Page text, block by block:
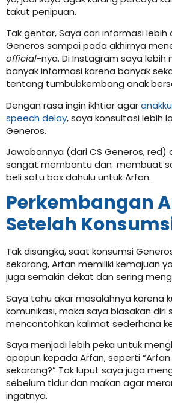
takut penipuan.
Tak gentar, Saya cari informasi
Generos sampai pada akhirnya
official-nya. Di Instagram saya lebih
banyak informasi karena banyak
tentang tumbubkembang anak
Dengan rasa ingin ikhtiar agar
speech delay, saya konsultasi lebih
Generos.
Jawabannya (dari CS Generos, red)
sangat membantu dan membuat
beli satu box dahulu untuk Arfan.
Perkembangan
Setelah
Tak disangka, saat konsumsi
sekarang, Arfan memiliki kemajuan
juga semakin dekat dan sering
Saya tahu akar masalahnya karena
komunikasi, maka saya biasakan diri
mencontohkan kalimat sederhana
Saya menjadi lebih peka untuk
apapun kepada Arfan, seperti
sekarang?” Tak luput saya juga
sebelum tidur dan makan agar
ingatnya.